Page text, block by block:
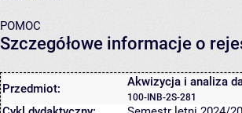
POMOC
Szczegółowe informacje o
Przedmiot: Akwizycja i analiza
100-INB-2S-281